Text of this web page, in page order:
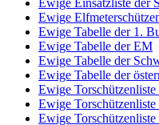
Ewige
Ewige Tabelle der 1.
Ewige Tabelle der EM
Ewige Tabelle der
Ewige Tabelle der
Ewige
Ewige
Ewige